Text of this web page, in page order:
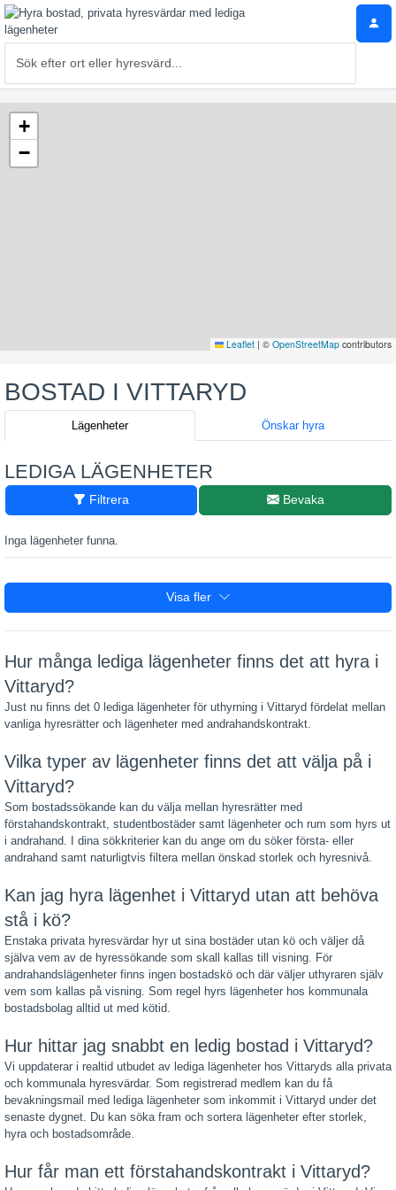
+
−
Leaflet | © OpenStreetMap contributors
BOSTAD I VITTARYD
Lägenheter Önskar hyra
LEDIGA LÄGENHETER
Filtrera Bevaka
Inga lägenheter funna.
Visa fler
Hur många lediga lägenheter finns det att hyra i
Vittaryd?
Just nu finns det 0 lediga lägenheter för uthyrning i Vittaryd fördelat mellan
vanliga hyresrätter och lägenheter med andrahandskontrakt.
Vilka typer av lägenheter finns det att välja på i
Vittaryd?
Som bostadssökande kan du välja mellan hyresrätter med
förstahandskontrakt, studentbostäder samt lägenheter och rum som hyrs ut
i andrahand. I dina sökkriterier kan du ange om du söker första- eller
andrahand samt naturligtvis filtera mellan önskad storlek och hyresnivå.
Kan jag hyra lägenhet i Vittaryd utan att behöva
stå i kö?
Enstaka privata hyresvärdar hyr ut sina bostäder utan kö och väljer då
själva vem av de hyressökande som skall kallas till visning. För
andrahandslägenheter finns ingen bostadskö och där väljer uthyraren själv
vem som kallas på visning. Som regel hyrs lägenheter hos kommunala
bostadsbolag alltid ut med kötid.
Hur hittar jag snabbt en ledig bostad i Vittaryd?
Vi uppdaterar i realtid utbudet av lediga lägenheter hos Vittaryds alla privata
och kommunala hyresvärdar. Som registrerad medlem kan du få
bevakningsmail med lediga lägenheter som inkommit i Vittaryd under det
senaste dygnet. Du kan söka fram och sortera lägenheter efter storlek,
hyra och bostadsområde.
Hur får man ett förstahandskontrakt i Vittaryd?